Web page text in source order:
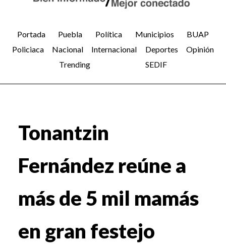
Portada Puebla Política Municipios
BUAP
Policiaca
Nacional Internacional Deportes
Opinión
Trending
SEDIF
Tonantzin
Fernández reúne a
más de 5 mil mamás
en gran festejo